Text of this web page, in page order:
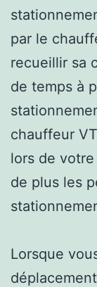
par le
recueillir sa
de temps à
chauffeur
lors de
de plus les
Lorsque